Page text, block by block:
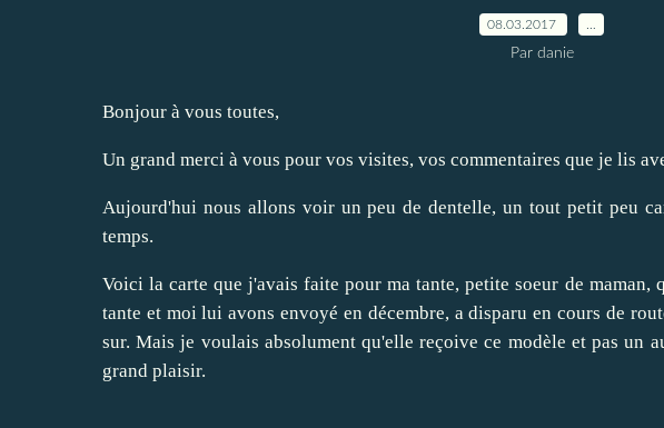
08.03.2017
Par danie
Bonjour à vous toutes,
Un grand merci à vous pour vos visites, vos commentaires que je lis
Aujourd'hui nous allons voir un peu de dentelle, un tout petit peu
temps.
Voici la carte que j'avais faite pour ma tante, petite soeur de
tante et moi lui avons envoyé en décembre, a disparu en cours de
sur. Mais je voulais absolument qu'elle reçoive ce modèle et pas un
grand plaisir.